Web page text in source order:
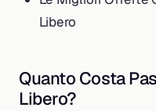
Libero
Quanto Costa
Libero?